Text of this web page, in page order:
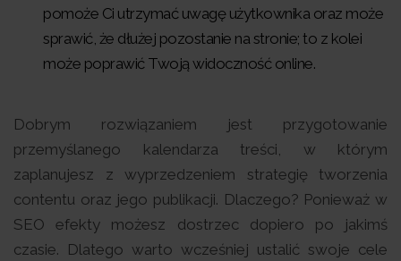
pomoże Ci utrzymać uwagę użytkownika oraz może
sprawić, że dłużej pozostanie na stronie; to z kolei
może poprawić Twoją widoczność online.
Dobrym rozwiązaniem jest przygotowanie
przemyślanego kalendarza treści, w którym
zaplanujesz z wyprzedzeniem strategię tworzenia
contentu oraz jego publikacji. Dlaczego? Ponieważ w
SEO efekty możesz dostrzec dopiero po jakimś
czasie. Dlatego warto wcześniej ustalić swoje cele